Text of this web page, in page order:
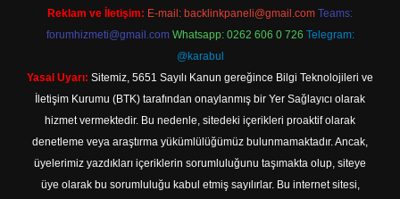
Reklam ve İletişim: E-mail: backlinkpaneli@gmail.com Teams:
forumhizmeti@gmail.com Whatsapp: 0262 606 0 726 Telegram:
@karabul
Yasal Uyarı: Sitemiz, 5651 Sayılı Kanun gereğince Bilgi Teknolojileri ve
İletişim Kurumu (BTK) tarafından onaylanmış bir Yer Sağlayıcı olarak
hizmet vermektedir. Bu nedenle, sitedeki içerikleri proaktif olarak
denetleme veya araştırma yükümlülüğümüz bulunmamaktadır. Ancak,
üyelerimiz yazdıkları içeriklerin sorumluluğunu taşımakta olup, siteye
üye olarak bu sorumluluğu kabul etmiş sayılırlar. Bu internet sitesi,